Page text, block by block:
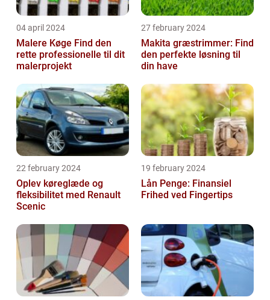
04 april 2024
Malere Køge Find den
rette professionelle til dit
malerprojekt
27 february 2024
Makita græstrimmer: Find
den perfekte løsning til
din have
22 february 2024
Oplev køreglæde og
fleksibilitet med Renault
Scenic
19 february 2024
Lån Penge: Finansiel
Frihed ved Fingertips